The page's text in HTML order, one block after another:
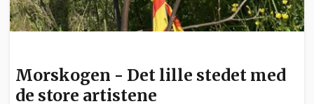
Morskogen - Det lille stedet med
de store artistene